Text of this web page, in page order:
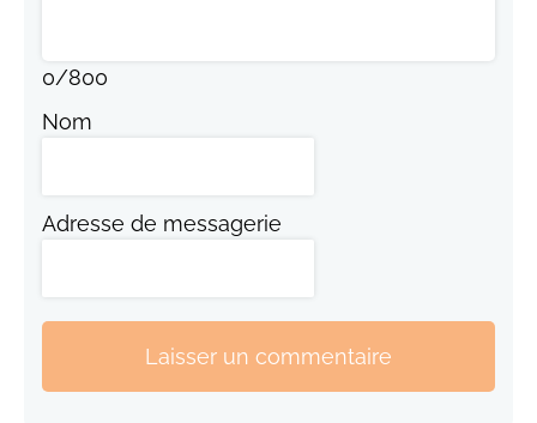
0/800
Nom
Adresse de messagerie
Laisser un commentaire